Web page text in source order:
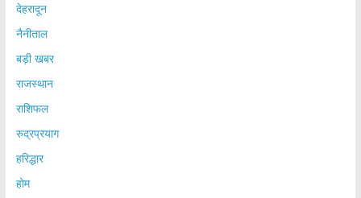
देहरादून
नैनीताल
बड़ी खबर
राजस्थान
राशिफल
रुद्रप्रयाग
हरिद्धार
होम